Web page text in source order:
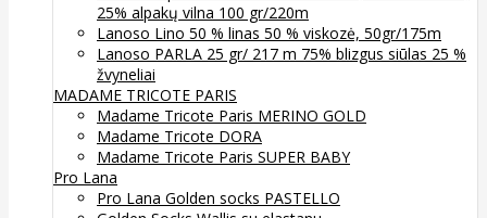
25% alpakų vilna 100 gr/220m
Lanoso Lino 50 % linas 50 % viskozė, 50gr/175m
Lanoso PARLA 25 gr/ 217 m 75% blizgus siūlas 25 %
žvyneliai
MADAME TRICOTE PARIS
Madame Tricote Paris MERINO GOLD
Madame Tricote DORA
Madame Tricote Paris SUPER BABY
Pro Lana
Pro Lana Golden socks PASTELLO